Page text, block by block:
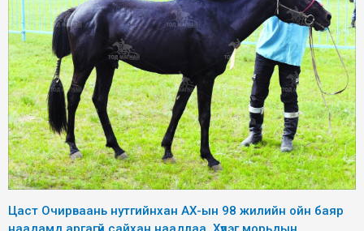
Цаст Очирваань нутгийнхан АХ-ын 98 жилийн ойн баяр